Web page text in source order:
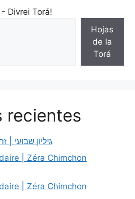
Divrei Torá!
Hojas
de la
Torá
recientes
גיליון שבועי
| Zéra Chimchon
| Zéra Chimchon